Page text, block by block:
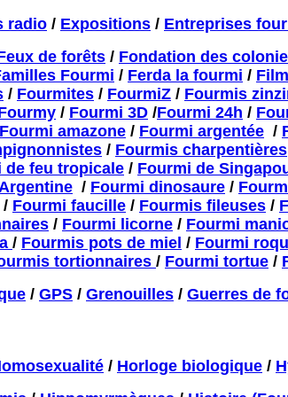
radio / Expositions / Entreprises
de forêts / Fondation des
Fourmi / Ferda la fourmi /
/ Fourmites / FourmiZ / Fourmis
/ Fourmi 3D /Fourmi 24h /
Fourmi amazone / Fourmi argentée /
/ Fourmis charpentières
de feu tropicale / Fourmi de
/ Fourmi dinosaure /
/ Fourmi faucille / Fourmis fileuses /
/ Fourmi licorne / Fourmi
/ Fourmis pots de miel / Fourmi
tortionnaires / Fourmi tortue /
/ GPS / Grenouilles / Guerres de
/ Horloge biologique /